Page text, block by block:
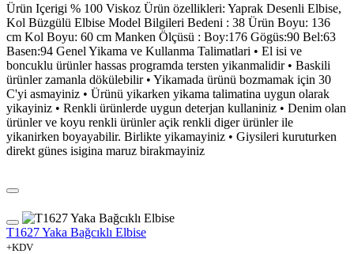
Ürün Içerigi % 100 Viskoz Ürün özellikleri: Yaprak Desenli Elbise,
Kol Büzgülü Elbise Model Bilgileri Bedeni : 38 Ürün Boyu: 136
cm Kol Boyu: 60 cm Manken Ölçüsü : Boy:176 Gögüs:90 Bel:63
Basen:94 Genel Yikama ve Kullanma Talimatlari • El isi ve
boncuklu ürünler hassas programda tersten yikanmalidir • Baskili
ürünler zamanla dökülebilir • Yikamada ürünü bozmamak için 30
C'yi asmayiniz • Ürünü yikarken yikama talimatina uygun olarak
yikayiniz • Renkli ürünlerde uygun deterjan kullaniniz • Denim olan
ürünler ve koyu renkli ürünler açik renkli diger ürünler ile
yikanirken boyayabilir. Birlikte yikamayiniz • Giysileri kuruturken
direkt günes isigina maruz birakmayiniz
T1627 Yaka Bağcıklı Elbise
+KDV